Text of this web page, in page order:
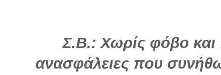
Σ.Β.: Χωρίς φόβο και
ανασφάλειες που